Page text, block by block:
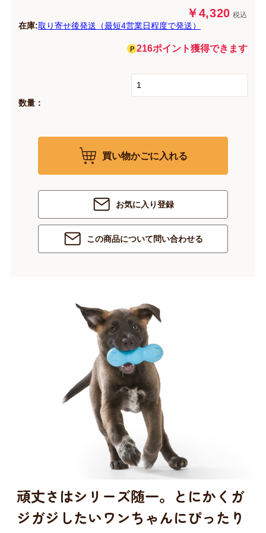
￥4,320 税込
在庫:取り寄せ後発送（最短4営業日程度で発送）
216ポイント獲得できます
数量：
買い物かごに入れる
お気に入り登録
この商品について問い合わせる
頑丈さはシリーズ随一。とにかくガ
ジガジしたいワンちゃんにぴったり